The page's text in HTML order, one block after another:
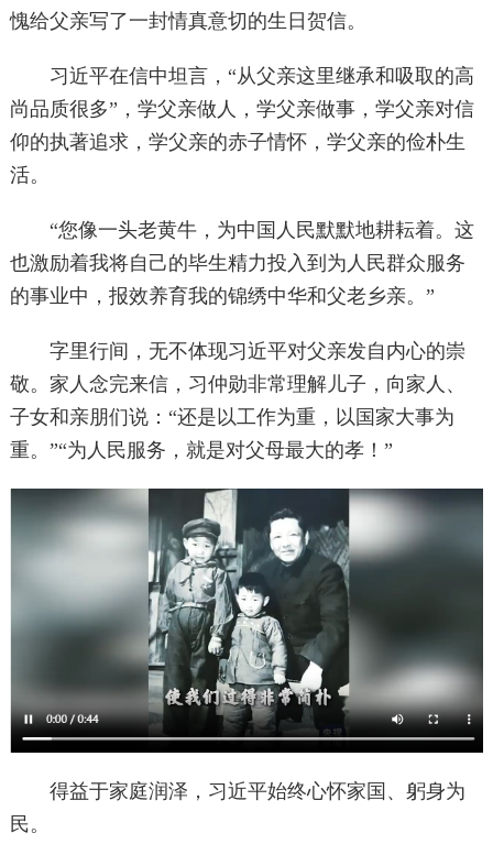
愧给父亲写了一封情真意切的生日贺信。
习近平在信中坦言，“从父亲这里继承和吸取的高
尚品质很多”，学父亲做人，学父亲做事，学父亲对信
仰的执著追求，学父亲的赤子情怀，学父亲的俭朴生
活。
“您像一头老黄牛，为中国人民默默地耕耘着。这
也激励着我将自己的毕生精力投入到为人民群众服务
的事业中，报效养育我的锦绣中华和父老乡亲。”
字里行间，无不体现习近平对父亲发自内心的崇
敬。家人念完来信，习仲勋非常理解儿子，向家人、
子女和亲朋们说：“还是以工作为重，以国家大事为
重。”“为人民服务，就是对父母最大的孝！”
得益于家庭润泽，习近平始终心怀家国、躬身为
民。